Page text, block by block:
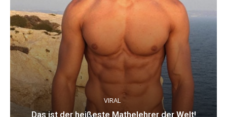
VIRAL
Das ist der heißeste Mathelehrer der Welt!